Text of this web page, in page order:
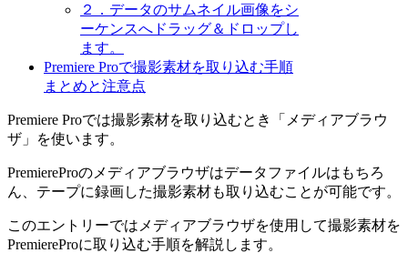
２．データのサムネイル画像をシ
ーケンスへドラッグ＆ドロップし
ます。
Premiere Proで撮影素材を取り込む手順
まとめと注意点
Premiere Proでは撮影素材を取り込むとき「メディアブラウ
ザ」を使います。
PremiereProのメディアブラウザはデータファイルはもちろ
ん、テープに録画した撮影素材も取り込むことが可能です。
このエントリーではメディアブラウザを使用して撮影素材を
PremiereProに取り込む手順を解説します。